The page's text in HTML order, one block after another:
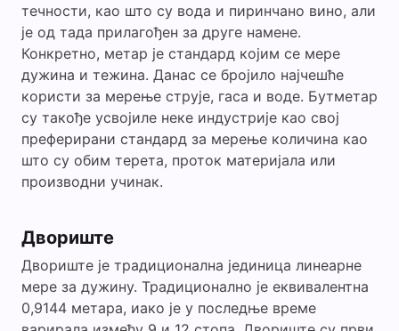
течности, као што су вода и пиринчано вино, али
је од тада прилагођен за друге намене.
Конкретно, метар је стандард којим се мере
дужина и тежина. Данас се бројило најчешће
користи за мерење струје, гаса и воде. Бутметар
су такође усвојиле неке индустрије као свој
преферирани стандард за мерење количина као
што су обим терета, проток материјала или
производни учинак.
Двориште
Двориште је традиционална јединица линеарне
мере за дужину. Традиционално је еквивалентна
0,9144 метара, иако је у последње време